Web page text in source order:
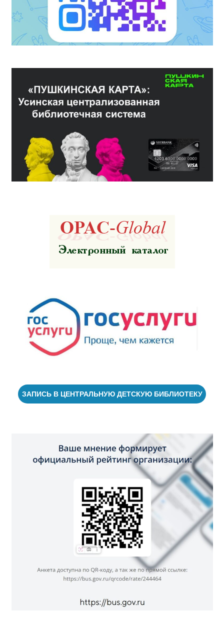
ЗАПИСЬ В ЦЕНТРАЛЬНУЮ ДЕТСКУЮ БИБЛИОТЕКУ